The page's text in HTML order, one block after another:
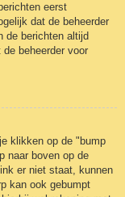
eerst
dat de beheerder
de berichten altijd
beheerder voor
klikken op de "bump
naar boven op de
er niet staat, kunnen
kan ook gebumpt